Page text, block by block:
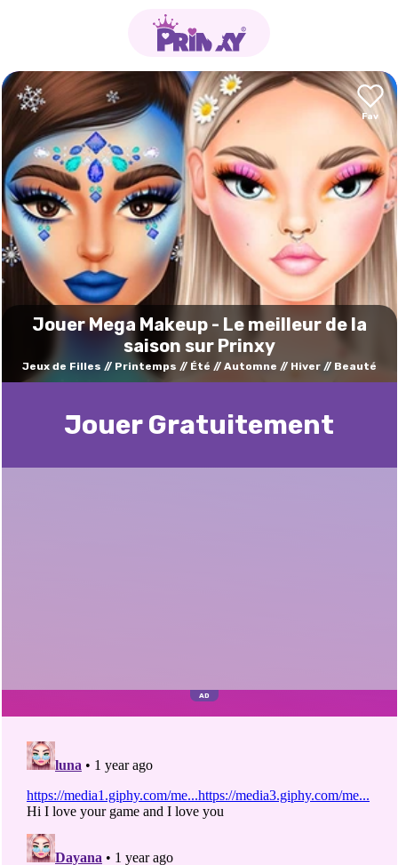
Jouer Mega Makeup - Le meilleur de la
saison sur Prinxy
Jeux de Filles Printemps Été Automne Hiver Beauté
Jouer Gratuitement